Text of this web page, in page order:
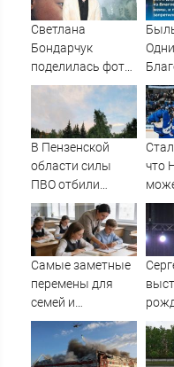
Светлана
Бондарчук
поделилась фото
из круиза вместе
с сыном
В Пензенской
области силы
ПВО отбили
ракетную угрозу
что
«Ак
Самые заметные
перемены для
семей и
школьников - что
изменилось в
России